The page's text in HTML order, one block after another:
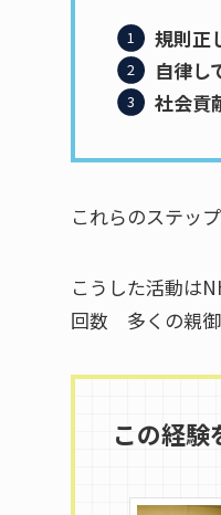
規則
自律し
社会
これらのステッ
こうした活動は
回数 多くの親御
この経験